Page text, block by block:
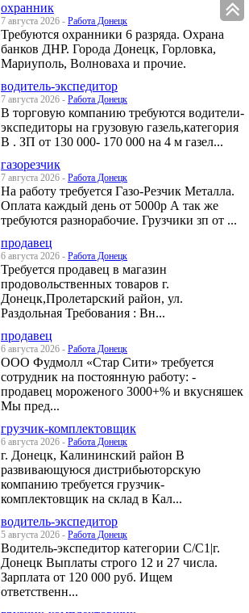
охранник
7 августа 2026 - Работа Донецк
Требуются охранники 6 разряда. Охрана
банков ДНР. Города Донецк, Горловка,
Мариуполь, Волноваха и прочие.
водитель-экспедитор
7 августа 2026 - Работа Донецк
В торговую компанию требуются водители-
экспедиторы на грузовую газель,категория
В . ЗП от 130 000- 170 000 на 4 м газел...
газорезчик
7 августа 2026 - Работа Донецк
На работу требуется Газо-Резчик Металла.
Оплата каждый день от 5000р А так же
требуются разнорабочие. Грузчики зп от ...
продавец
6 августа 2026 - Работа Донецк
Требуется продавец в магазин
продовольственных товаров г.
Донецк,Пролетарский район, ул.
Раздольная Требования : Вн...
продавец
6 августа 2026 - Работа Донецк
ООО Фудмолл «Стар Сити» требуется
сотрудник на постоянную работу: -
продавец мороженого 3000+% и вкусняшек
Мы пред...
грузчик-комплектовщик
6 августа 2026 - Работа Донецк
г. Донецк, Калининский район В
развивающуюся дистрибьюторскую
компанию требуется грузчик-
комплектовщик на склад в Кал...
водитель-экспедитор
5 августа 2026 - Работа Донецк
Водитель-экспедитор категории С/С1|г.
Донецк Выплаты строго 12 и 27 числа.
Зарплата от 120 000 руб. Ищем
ответственн...